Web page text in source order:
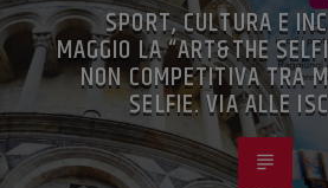
SPORT, CULTURA E
MAGGIO LA “ART&THE
NON COMPETITIVA TRA
SELFIE. VIA ALLE